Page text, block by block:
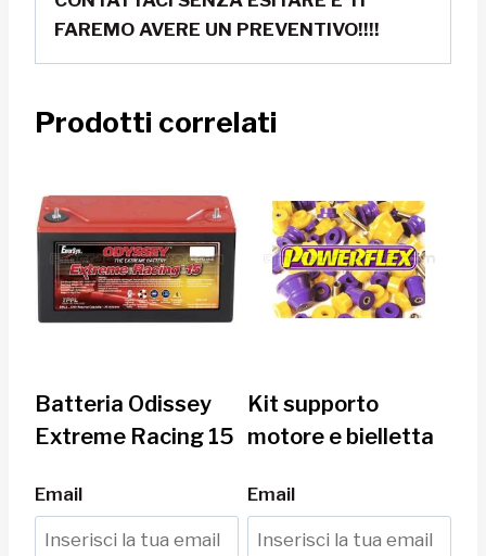
FAREMO AVERE UN PREVENTIVO!!!!
Prodotti correlati
Batteria Odissey
Extreme Racing 15
Email
Kit supporto
motore e bielletta
Email